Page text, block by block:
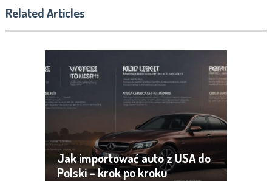
Related Articles
Jak importować auto z USA do
Polski – krok po kroku